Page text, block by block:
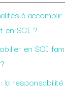
à
en SCI ?
en SCI
la